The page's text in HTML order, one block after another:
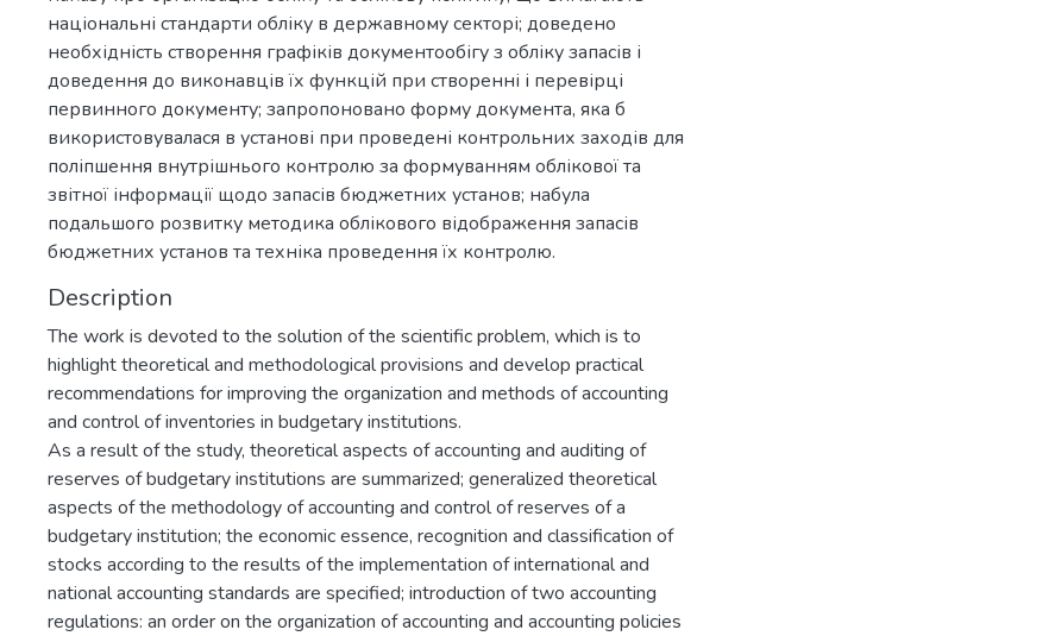
національні стандарти обліку в державному секторі; доведено
необхідність створення графіків документообігу з обліку запасів і
доведення до виконавців їх функцій при створенні і перевірці
первинного документу; запропоновано форму документа, яка б
використовувалася в установі при проведені контрольних заходів для
поліпшення внутрішнього контролю за формуванням облікової та
звітної інформації щодо запасів бюджетних установ; набула
подальшого розвитку методика облікового відображення запасів
бюджетних установ та техніка проведення їх контролю.
Description
The work is devoted to the solution of the scientific problem, which is to
highlight theoretical and methodological provisions and develop practical
recommendations for improving the organization and methods of accounting
and control of inventories in budgetary institutions.
As a result of the study, theoretical aspects of accounting and auditing of
reserves of budgetary institutions are summarized; generalized theoretical
aspects of the methodology of accounting and control of reserves of a
budgetary institution; the economic essence, recognition and classification of
stocks according to the results of the implementation of international and
national accounting standards are specified; introduction of two accounting
regulations: an order on the organization of accounting and accounting policies